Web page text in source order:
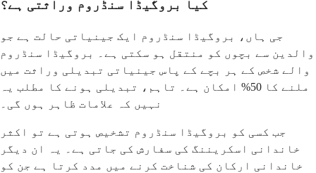
کیا بروگیڈا سنڈروم وراثتی ہے؟
جی ہاں، بروگیڈا سنڈروم ایک جینیاتی حالت ہے جو
والدین سے بچوں کو منتقل ہو سکتی ہے۔ بروگیڈا سنڈروم
والے شخص کے ہر بچے کے پاس جینیاتی تبدیلی وراثت میں
ملنے کا 50% امکان ہے۔ تاہم، تبدیلی ہونے کا مطلب یہ
نہیں کہ علامات ظاہر ہوں گی۔
جب کسی کو بروگیڈا سنڈروم تشخیص ہوتی ہے تو اکثر
خاندانی اسکریننگ کی سفارش کی جاتی ہے۔ یہ ان دیگر
خاندانی ارکان کی شناخت کرنے میں مدد کرتا ہے جن کو